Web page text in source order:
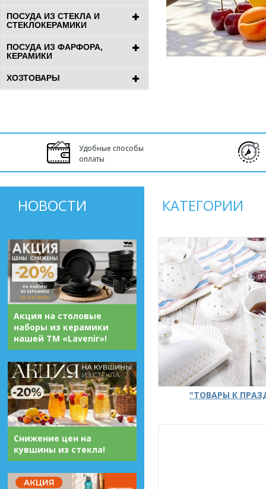
ПОСУДА ИЗ СТЕКЛА И
СТЕКЛОКЕРАМИКИ
ПОСУДА ИЗ ФАРФОРА,
КЕРАМИКИ
ХОЗТОВАРЫ
Удобные способы
оплаты
НОВОСТИ
Акция на столовые
наборы из керамики
нашей ТМ «Lavenir»!
Снижение цен на
кувшины из стекла!
КАТЕГОРИИ
"ТОВАРЫ К